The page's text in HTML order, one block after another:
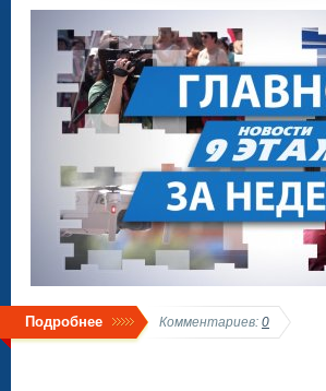
Подробнее Комментариев: 0